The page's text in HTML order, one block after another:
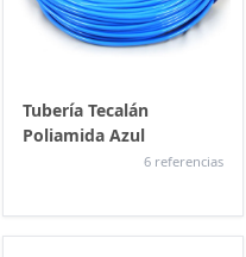
Tubería Tecalán
Poliamida Azul
6 referencias